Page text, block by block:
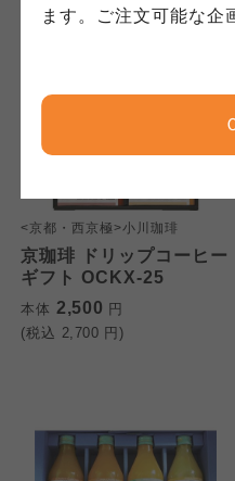
ます。ご注文可能な企
<京都・西京極>小川珈琲
京珈琲 ドリップコーヒー
ギフト OCKX-25
本体 2,500 円
(税込 2,700 円)
おお
よど
わか
コ
おお
よど
わか
おお
よど
わか